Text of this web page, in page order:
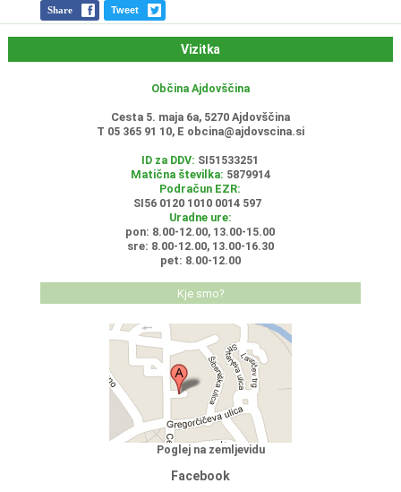
Share Tweet
Vizitka
Občina Ajdovščina
Cesta 5. maja 6a, 5270 Ajdovščina
T 05 365 91 10, E obcina@ajdovscina.si
ID za DDV: SI51533251
Matična številka: 5879914
Podračun EZR:
SI56 0120 1010 0014 597
Uradne ure:
pon: 8.00-12.00, 13.00-15.00
sre: 8.00-12.00, 13.00-16.30
pet: 8.00-12.00
Kje smo?
Poglej na zemljevidu
Facebook